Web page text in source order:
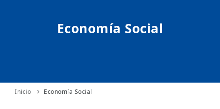
AUTÓNOMO/AUTÓNOMA
INTERNACIONALIZACIÓN
Economía Social
Inicio Economía Social